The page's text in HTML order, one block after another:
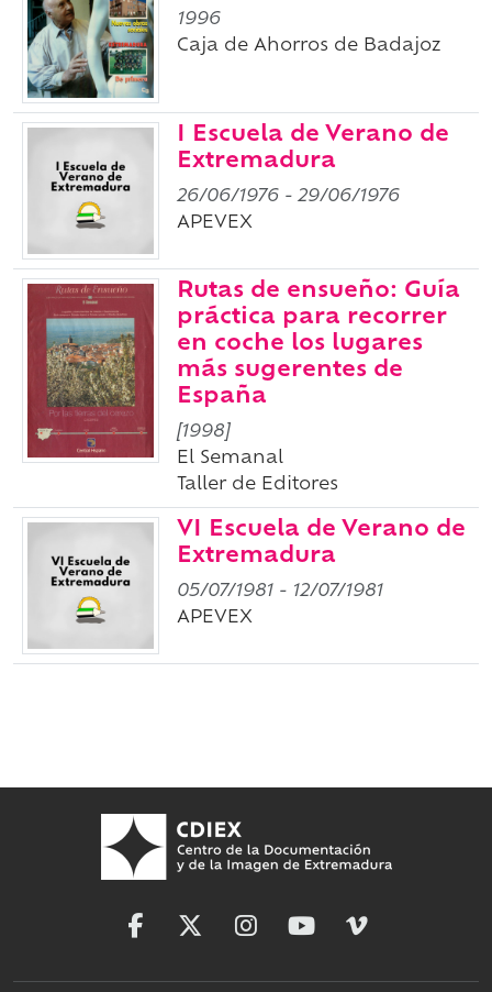
1996
Caja de Ahorros de Badajoz
I Escuela de Verano de
Extremadura
26/06/1976 - 29/06/1976
APEVEX
Rutas de ensueño: Guía
práctica para recorrer
en coche los lugares
más sugerentes de
España
[1998]
El Semanal
Taller de Editores
VI Escuela de Verano de
Extremadura
05/07/1981 - 12/07/1981
APEVEX